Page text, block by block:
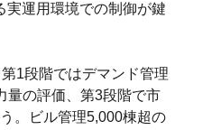
実運用環境での制御が鍵
1段階ではデマンド管理
量の評価、第3段階で市
。ビル管理5,000棟超の